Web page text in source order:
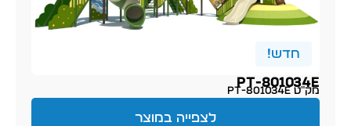
חדש!
PT-801034E
מק״ט PT-801034E
לצפייה במוצר